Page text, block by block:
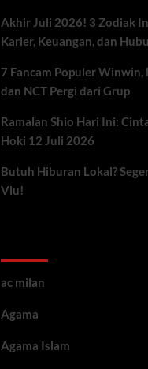
Akhir Juli 2026! 3 Zodiak
Karier, Keuangan, dan
7 Fancam Populer
dan NCT Pergi dari Grup
Ramalan Shio Hari Ini:
Hoki 12 Juli 2026
Butuh Hiburan Lokal?
Viu!
ac milan
Agama
Agama Islam